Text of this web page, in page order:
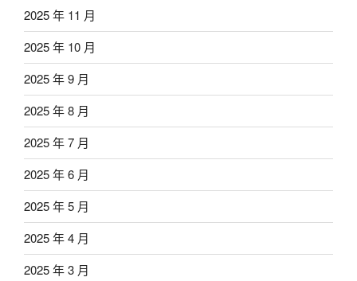
2025 年 11 月
2025 年 10 月
2025 年 9 月
2025 年 8 月
2025 年 7 月
2025 年 6 月
2025 年 5 月
2025 年 4 月
2025 年 3 月